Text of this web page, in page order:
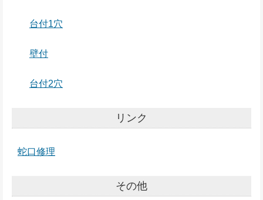
台付1穴
壁付
台付2穴
リンク
蛇口修理
その他